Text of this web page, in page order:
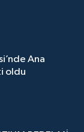
Ana
oldu